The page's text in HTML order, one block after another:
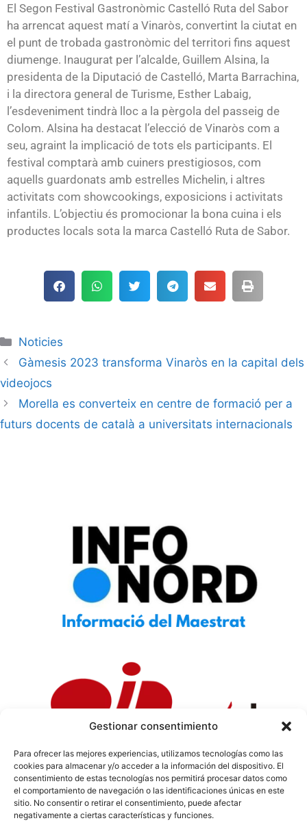
Gestionar consentimiento
Para ofrecer las mejores experiencias, utilizamos tecnologías como las
cookies para almacenar y/o acceder a la información del dispositivo. El
consentimiento de estas tecnologías nos permitirá procesar datos como
el comportamiento de navegación o las identificaciones únicas en este
sitio. No consentir o retirar el consentimiento, puede afectar
negativamente a ciertas características y funciones.
El Segon Festival Gastronòmic Castelló Ruta del Sabor
ha arrencat aquest matí a Vinaròs, convertint la ciutat en
el punt de trobada gastronòmic del territori fins aquest
diumenge. Inaugurat per l’alcalde, Guillem Alsina, la
presidenta de la Diputació de Castelló, Marta Barrachina,
i la directora general de Turisme, Esther Labaig,
l’esdeveniment tindrà lloc a la pèrgola del passeig de
Colom. Alsina ha destacat l’elecció de Vinaròs com a
seu, agraint la implicació de tots els participants. El
festival comptarà amb cuiners prestigiosos, com
aquells guardonats amb estrelles Michelin, i altres
activitats com showcookings, exposicions i activitats
infantils. L’objectiu és promocionar la bona cuina i els
productes locals sota la marca Castelló Ruta de Sabor.
Noticies
Gàmesis 2023 transforma Vinaròs en la capital dels
videojocs
Morella es converteix en centre de formació per a
futurs docents de català a universitats internacionals
Política de Privacidad| Política de Cookies|Aviso
Legal|Codi ètic|Tarifes de Publicitat